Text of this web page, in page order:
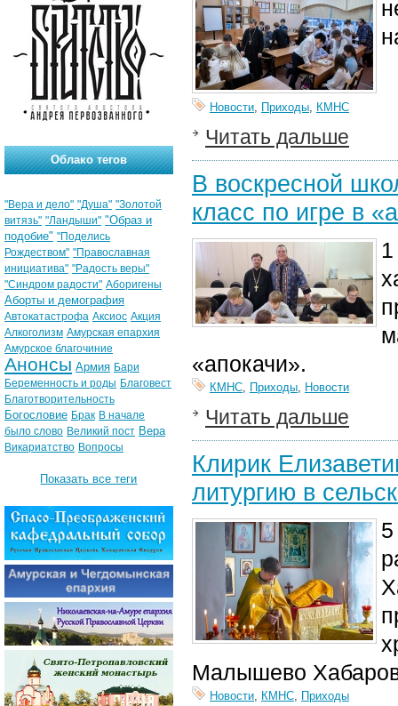
Новости, Приходы, КМНС
Читать дальше
В воскресной
класс по игре в
«апокачи».
КМНС, Приходы, Новости
Читать дальше
Клирик
литургию в
Малышево
Новости, КМНС, Приходы
Облако тегов
"Вера и дело" "Душа" "Золотой
витязь" "Ландыши" "Образ и
подобие" "Поделись
Рождеством" "Православная
инициатива" "Радость веры"
"Синдром радости" Аборигены
Аборты и демография
Автокатастрофа Аксиос Акция
Алкоголизм Амурская епархия
Амурское благочиние
Анонсы Армия Бари
Беременность и роды Благовест
Благотворительность
Богословие Брак В начале
было слово Великий пост Вера
Викариатство Вопросы
Показать все теги